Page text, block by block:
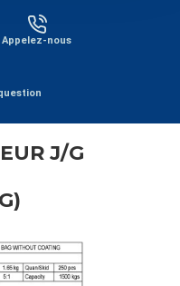
Appelez-nous
J/G